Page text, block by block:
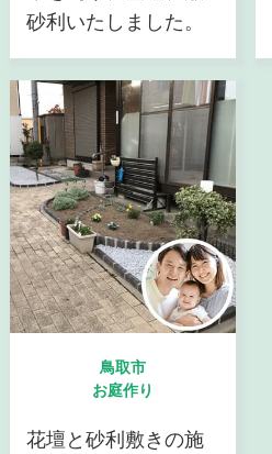
砂利いたしました。
鳥取市
お庭作り
花壇と砂利敷きの施